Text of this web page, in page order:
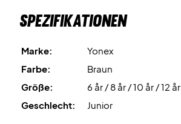
Spezifikationen
Marke:
Yonex
Farbe:
Braun
Größe:
6 år / 8 år / 10 år / 12 år
Geschlecht:
Junior